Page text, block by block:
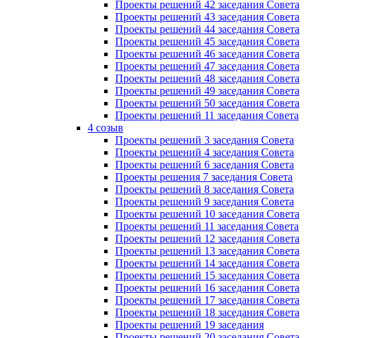
Проекты решений 42 заседания Совета
Проекты решений 43 заседания Совета
Проекты решений 44 заседания Совета
Проекты решений 45 заседания Совета
Проекты решений 46 заседания Совета
Проекты решений 47 заседания Совета
Проекты решений 48 заседания Совета
Проекты решений 49 заседания Совета
Проекты решений 50 заседания Совета
Проекты решений 11 заседания Совета
4 созыв
Проекты решений 3 заседания Совета
Проекты решений 4 заседания Совета
Проекты решений 6 заседания Совета
Проекты решения 7 заседания Совета
Проекты решений 8 заседания Совета
Проекты решений 9 заседания Совета
Проекты решений 10 заседания Совета
Проекты решений 11 заседания Совета
Проекты решений 12 заседания Совета
Проекты решений 13 заседания Совета
Проекты решений 14 заседания Совета
Проекты решений 15 заседания Совета
Проекты решений 16 заседания Совета
Проекты решений 17 заседания Совета
Проекты решений 18 заседания Совета
Проекты решений 19 заседания